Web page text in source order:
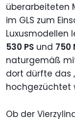
überarbeiteten
im GLS zum
Luxusmodellen
530 PS und 750
naturgemäß
dort dürfte das
hochgezüchtet
Ob der